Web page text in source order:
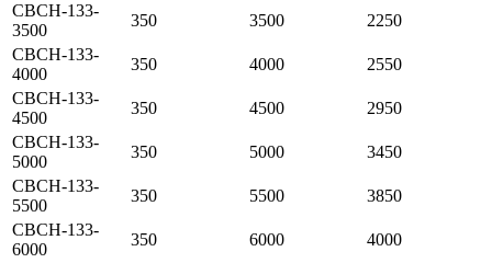
СВСН-133-
3500
350 3500
2250
СВСН-133-
4000
350 4000
2550
СВСН-133-
4500
350 4500
2950
СВСН-133-
5000
350 5000
3450
СВСН-133-
5500
350 5500
3850
СВСН-133-
6000
350 6000
4000